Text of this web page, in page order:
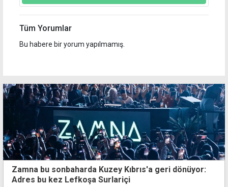
Tüm Yorumlar
Bu habere bir yorum yapılmamış.
Zamna bu sonbaharda Kuzey Kıbrıs'a geri dönüyor:
Adres bu kez Lefkoşa Surlariçi